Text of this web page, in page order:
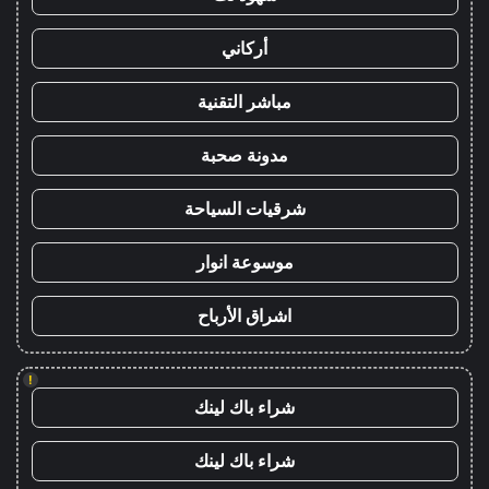
أركاني
مباشر التقنية
مدونة صحبة
شرقيات السياحة
موسوعة انوار
اشراق الأرباح
!
شراء باك لينك
شراء باك لينك